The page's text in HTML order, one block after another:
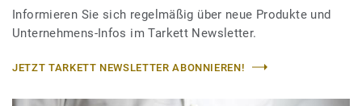
Informieren Sie sich regelmäßig über neue Produkte und
Unternehmens-Infos im Tarkett Newsletter.
JETZT TARKETT NEWSLETTER ABONNIEREN!